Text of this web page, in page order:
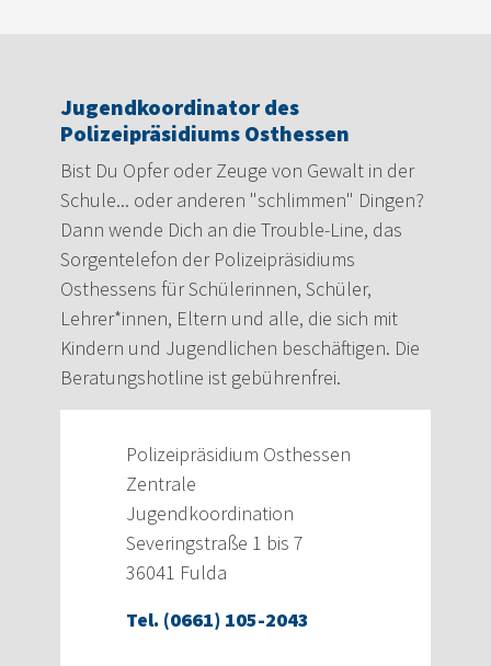
Jugendkoordinator des
Polizeipräsidiums Osthessen
Bist Du Opfer oder Zeuge von Gewalt in der
Schule... oder anderen "schlimmen" Dingen?
Dann wende Dich an die Trouble-Line, das
Sorgentelefon der Polizeipräsidiums
Osthessens für Schülerinnen, Schüler,
Lehrer*innen, Eltern und alle, die sich mit
Kindern und Jugendlichen beschäftigen. Die
Beratungshotline ist gebührenfrei.
Polizeipräsidium Osthessen
Zentrale
Jugendkoordination
Severingstraße 1 bis 7
36041 Fulda
Tel. (0661) 105-2043